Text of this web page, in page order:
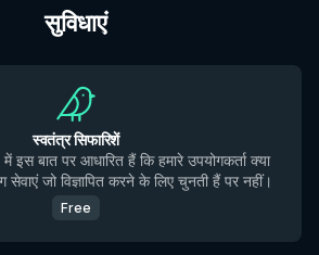
सुविधाएं
स्वतंत्र सिफारिशें
में इस बात पर आधारित हैं कि हमारे उपयोगकर्ता क्या
जो विज्ञापित करने के लिए चुनती हैं पर नहीं।
Free